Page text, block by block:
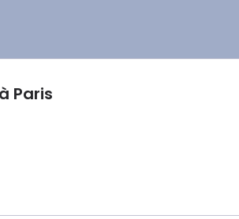
Paris